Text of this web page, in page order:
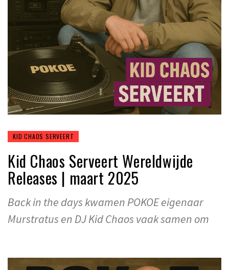
KID CHAOS SERVEERT
Kid Chaos Serveert Wereldwijde
Releases | maart 2025
Back in the days kwamen POKOE eigenaar
Murstratus en DJ Kid Chaos vaak samen om